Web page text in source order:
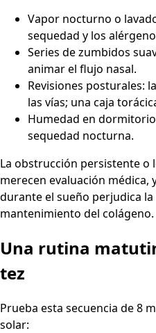
Vapor nocturno o
sequedad y los
Series de zumbidos
animar el flujo nasal.
Revisiones posturales:
las vías; una caja
Humedad en
sequedad nocturna.
La obstrucción persistente
merecen evaluación médica,
durante el sueño perjudica
mantenimiento del colágeno.
Una rutina
tez
Prueba esta secuencia de 8
solar: